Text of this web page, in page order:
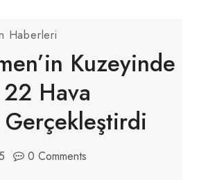
Haberleri
Kuzeyinde
Hava
Gerçekleştirdi
0 Comments